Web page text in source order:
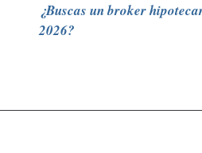
¿Buscas un broker
2026?